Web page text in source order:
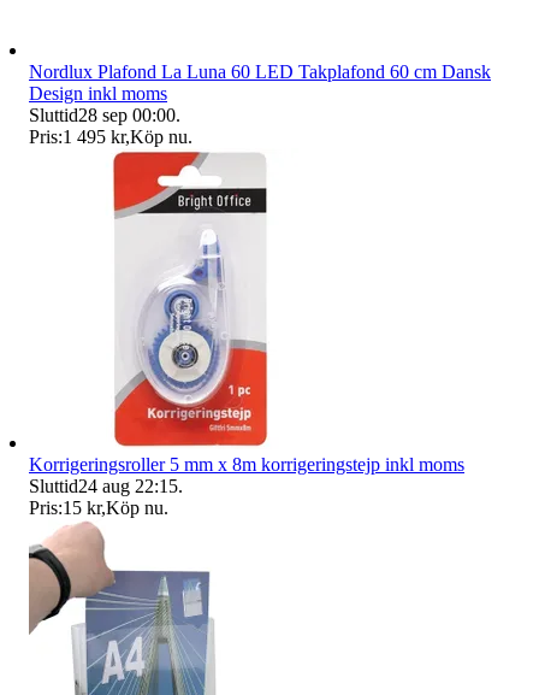
Nordlux Plafond La Luna 60 LED Takplafond 60 cm Dansk
Design inkl moms
Sluttid28 sep 00:00.
Pris:1 495 kr,Köp nu.
Korrigeringsroller 5 mm x 8m korrigeringstejp inkl moms
Sluttid24 aug 22:15.
Pris:15 kr,Köp nu.